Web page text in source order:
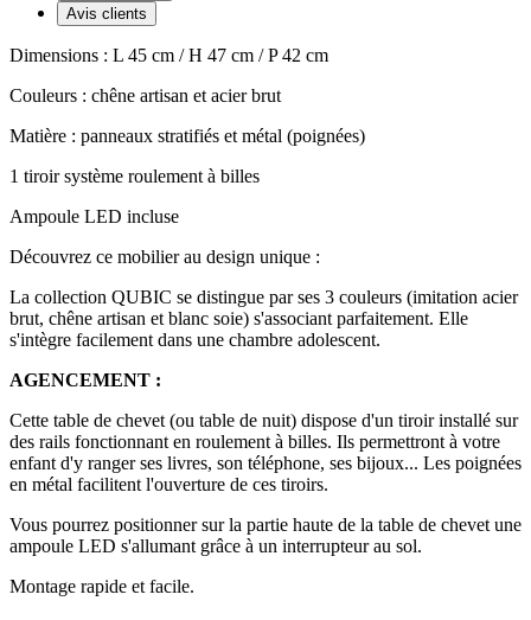
Avis clients
Dimensions : L 45 cm / H 47 cm / P 42 cm
Couleurs : chêne artisan et acier brut
Matière : panneaux stratifiés et métal (poignées)
1 tiroir système roulement à billes
Ampoule LED incluse
Découvrez ce mobilier au design unique :
La collection QUBIC se distingue par ses 3 couleurs (imitation acier
brut, chêne artisan et blanc soie) s'associant parfaitement. Elle
s'intègre facilement dans une chambre adolescent.
AGENCEMENT :
Cette table de chevet (ou table de nuit) dispose d'un tiroir installé sur
des rails fonctionnant en roulement à billes. Ils permettront à votre
enfant d'y ranger ses livres, son téléphone, ses bijoux... Les poignées
en métal facilitent l'ouverture de ces tiroirs.
Vous pourrez positionner sur la partie haute de la table de chevet une
ampoule LED s'allumant grâce à un interrupteur au sol.
Montage rapide et facile.